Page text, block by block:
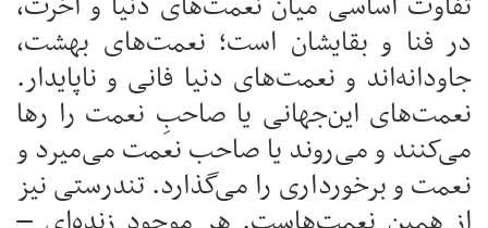
در فنا و بقایشان است؛ نعمت‌های بهشت،
جاودانه‌اند و نعمت‌های دنیا فانی و ناپایدار.
نعمت‌های این‌جهانی یا صاحبِ نعمت را رها
می‌کنند و می‌روند یا صاحب نعمت می‌میرد و
نعمت و برخورداری را می‌گذارد. تندرستی نیز